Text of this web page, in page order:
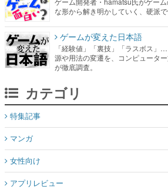
な形から解き明かしていく、硬派で
ゲームが変えた日本語
「経験値」「裏技」「ラスボス」
源や用法の変遷を、コンピュータ
が徹底調査。
カテゴリ
特集記事
マンガ
女性向け
アプリレビュー